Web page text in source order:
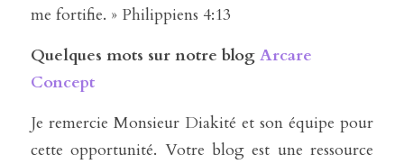
me fortifie. » Philippiens 4:13
Quelques mots sur notre blog Arcare
Concept
Je remercie Monsieur Diakité et son équipe pour
cette opportunité. Votre blog est une ressource